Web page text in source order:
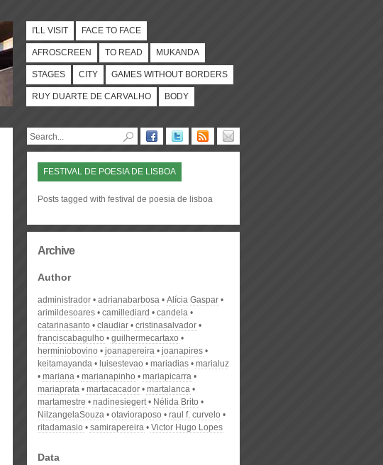
I'LL VISIT FACE TO FACE
AFROSCREEN TO READ MUKANDA
STAGES CITY GAMES WITHOUT BORDERS
RUY DUARTE DE CARVALHO BODY
FESTIVAL DE POESIA DE LISBOA
Posts tagged with festival de poesia de lisboa
Archive
Author
administrador adrianabarbosa
Alícia Gaspar
arimildesoares
camillediard
candela
catarinasanto
claudiar
cristinasalvador
franciscabagulho
guilhermecartaxo
herminiobovino
joanapereira
joanapires
keitamayanda
luisestevao mariadias
marialuz
mariana
marianapinho
mariapicarra
mariaprata
martacacador
martalanca
martamestre
nadinesiegert
Nélida Brito
NilzangelaSouza
otavioraposo
raul f. curvelo
ritadamasio
samirapereira Victor Hugo Lopes
Data